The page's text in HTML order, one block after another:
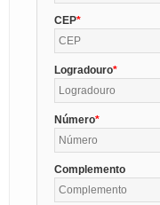
CEP
Logradouro
Número
Complemento